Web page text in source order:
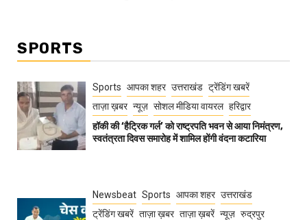
SPORTS
Sports आपका शहर उत्तराखंड ट्रेंडिंग खबरें
ताज़ा ख़बर न्यूज़ सोशल मीडिया वायरल हरिद्वार
हॉकी की ‘हैट्रिक गर्ल’ को राष्ट्रपति भवन से आया निमंत्रण,
स्वतंत्रता दिवस समारोह में शामिल होंगी वंदना कटारिया
Newsbeat Sports आपका शहर उत्तराखंड
ट्रेंडिंग खबरें ताज़ा ख़बर ताज़ा ख़बरें न्यूज़ रुद्रपुर